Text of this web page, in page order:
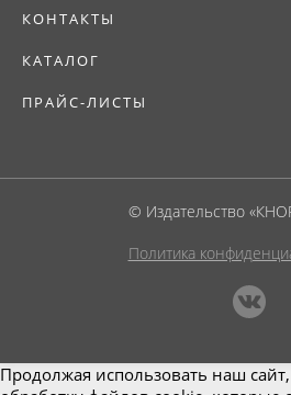
КОНТАКТЫ
КАТАЛОГ
ПРАЙС-ЛИСТЫ
© Издательство
Политика
Продолжая использовать наш